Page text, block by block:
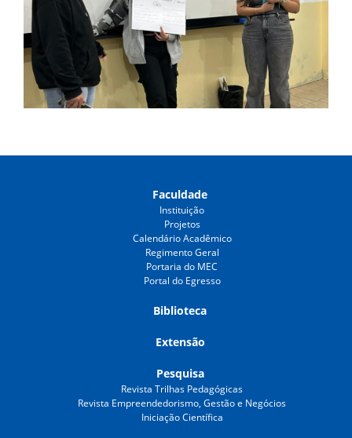
Faculdade
Instituição
Projetos
Calendário Acadêmico
Regimento Geral
Portaria do MEC
Portal do Egresso
Biblioteca
Extensão
Pesquisa
Revista Trilhas Pedagógicas
Revista Empreendedorismo, Gestão e Negócios
Iniciação Científica